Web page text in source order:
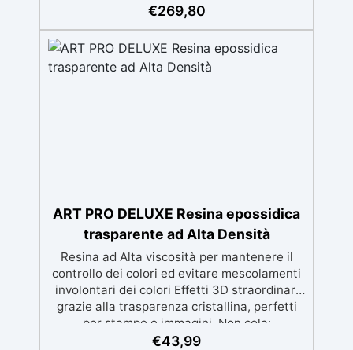
danneggiate. ✅ Facile da applicare: Video
Guida completa inclusa, 3 semplici passaggi,
finitura protettiva antigraffio. ✅ Risultati
professionali: Sistema autolivellante,
€269,80
ART PRO DELUXE Resina epossidica
trasparente ad Alta Densità
Resina ad Alta viscosità per mantenere il
controllo dei colori ed evitare mescolamenti
involontari dei colori Effetti 3D straordinari
grazie alla trasparenza cristallina, perfetti
per stampe e immagini. Non cola:
Applicazione versatile su superfici inclinate,
€43,99